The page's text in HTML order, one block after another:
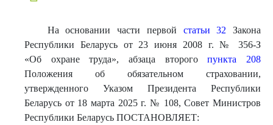
На основании части первой статьи 32 Закона
Республики Беларусь от 23 июня 2008 г. № 356-З
«Об охране труда», абзаца второгопункта 208
Положения об обязательном страховании,
утвержденного Указом Президента Республики
Беларусь от 18 марта 2025 г. № 108, Совет Министров
Республики Беларусь ПОСТАНОВЛЯЕТ: